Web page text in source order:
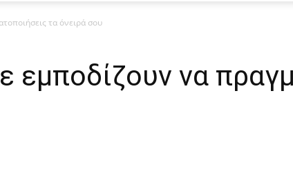
τα όνειρά σου
εμποδίζουν να